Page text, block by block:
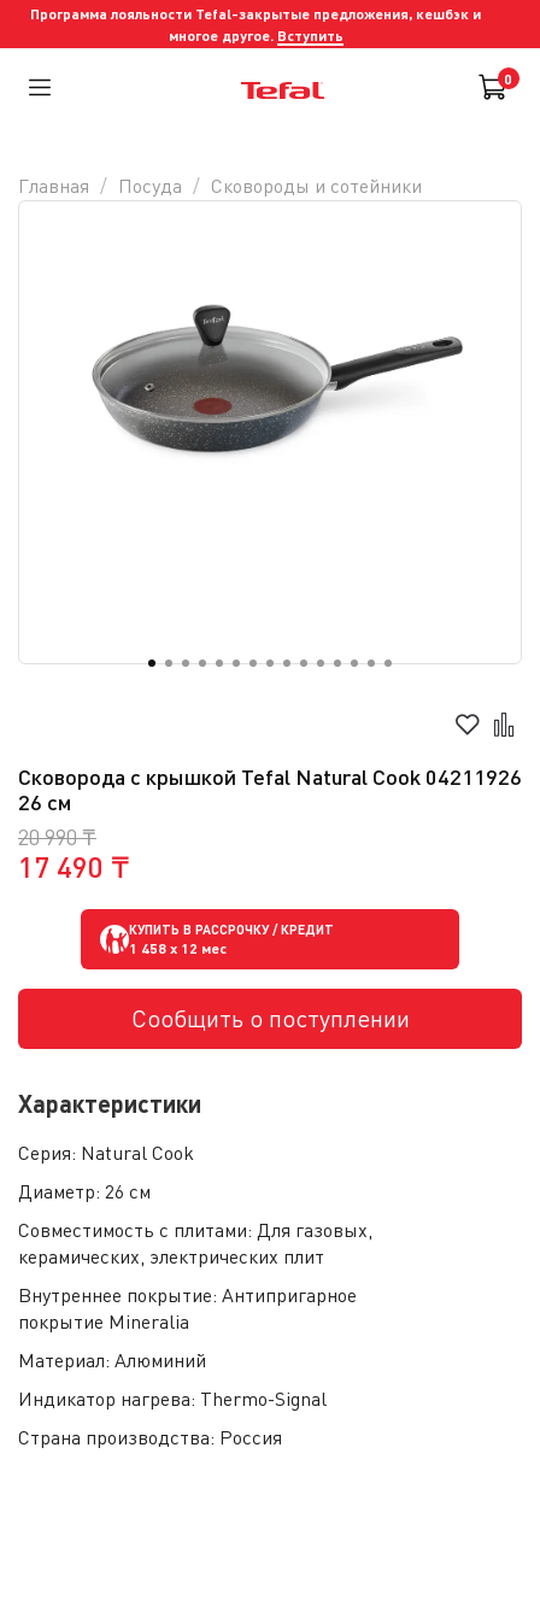
Программа лояльности Tefal-закрытые предложения, кешбэк и
многое другое. Вступить
0
Сковорода с крышкой Tefal Natural Cook 04211926
26 см
20 990 ₸
17 490 ₸
КУПИТЬ В РАССРОЧКУ / КРЕДИТ
1 458 x 12 мес
Сообщить о поступлении
Характеристики
Серия: Natural Cook
Диаметр: 26 см
Совместимость с плитами: Для газовых,
керамических, электрических плит
Внутреннее покрытие: Антипригарное
покрытие Mineralia
Материал: Алюминий
Индикатор нагрева: Thermo-Signal
Страна производства: Россия
Главная Посуда Сковороды и cотейники